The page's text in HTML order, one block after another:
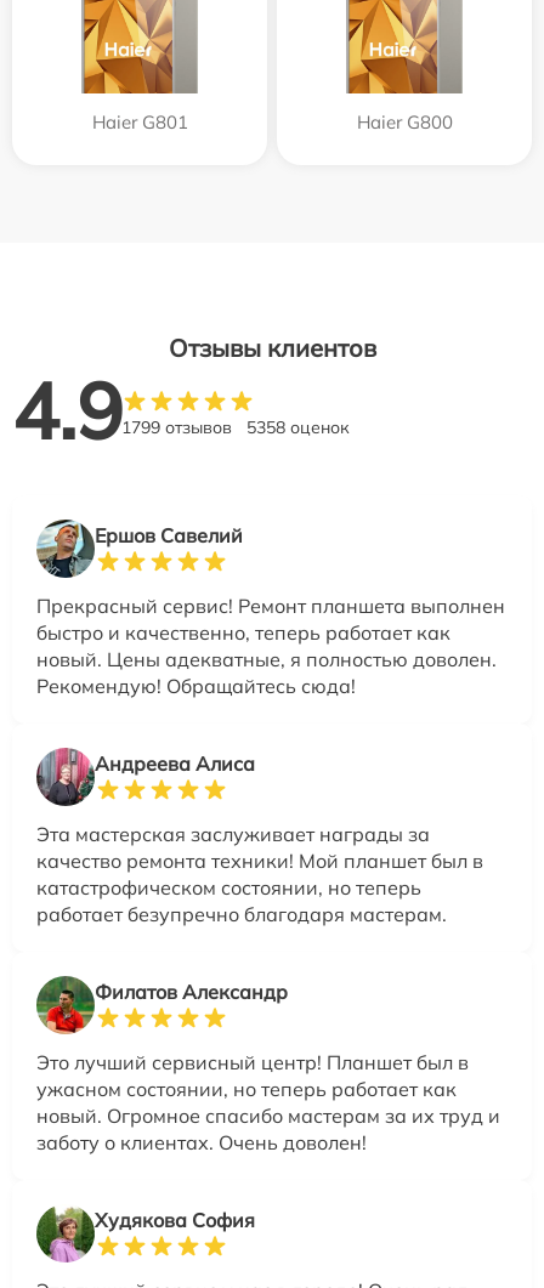
Haier G801 Haier G800
Отзывы клиентов
4.91799 отзывов 5358 оценок
Ершов Савелий
Прекрасный сервис! Ремонт планшета выполнен
быстро и качественно, теперь работает как
новый. Цены адекватные, я полностью доволен.
Рекомендую! Обращайтесь сюда!
Андреева Алиса
Эта мастерская заслуживает награды за
качество ремонта техники! Мой планшет был в
катастрофическом состоянии, но теперь
работает безупречно благодаря мастерам.
Филатов Александр
Это лучший сервисный центр! Планшет был в
ужасном состоянии, но теперь работает как
новый. Огромное спасибо мастерам за их труд и
заботу о клиентах. Очень доволен!
Худякова София